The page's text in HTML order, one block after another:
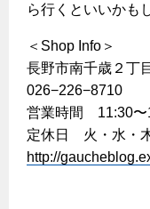
インターネット受付
ら行くといいかも
＜Shop Info＞
長野市南千歳２丁
026−226−8710
営業時間 11:30〜
定休日 火・水・
http://